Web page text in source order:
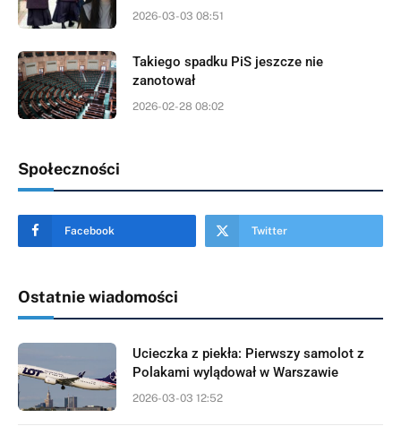
2026-03-03 08:51
Takiego spadku PiS jeszcze nie
zanotował
2026-02-28 08:02
Społeczności
Facebook Twitter
Ostatnie wiadomości
Ucieczka z piekła: Pierwszy samolot z
Polakami wylądował w Warszawie
2026-03-03 12:52